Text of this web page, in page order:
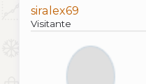
siralex69
Visitante